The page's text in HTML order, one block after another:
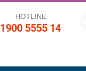
HOTLINE
1900 5555 14